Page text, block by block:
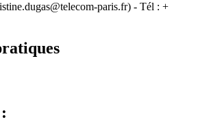
paris.fr) - Tél : +